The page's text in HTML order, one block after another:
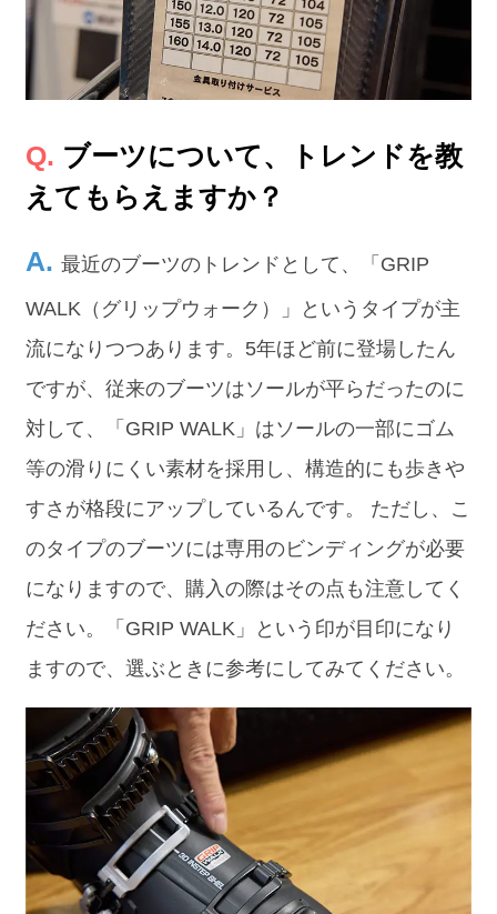
ブーツについて、トレンドを教
えてもらえますか？
最近のブーツのトレンドとして、「GRIP
WALK（グリップウォーク）」というタイプが主
流になりつつあります。5年ほど前に登場したん
ですが、従来のブーツはソールが平らだったのに
対して、「GRIP WALK」はソールの一部にゴム
等の滑りにくい素材を採用し、構造的にも歩きや
すさが格段にアップしているんです。 ただし、こ
のタイプのブーツには専用のビンディングが必要
になりますので、購入の際はその点も注意してく
ださい。「GRIP WALK」という印が目印になり
ますので、選ぶときに参考にしてみてください。